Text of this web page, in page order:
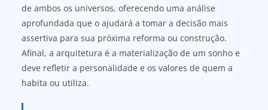
de ambos os universos, oferecendo uma análise
aprofundada que o ajudará a tomar a decisão mais
assertiva para sua próxima reforma ou construção.
Afinal, a arquitetura é a materialização de um sonho e
deve refletir a personalidade e os valores de quem a
habita ou utiliza.